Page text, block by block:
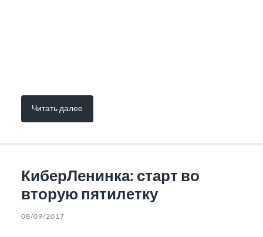
Читать далее
КиберЛенинка: старт во
вторую пятилетку
08/09/2017